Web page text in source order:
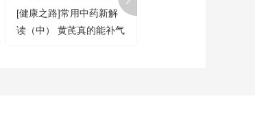
航的中医力量
00:01:13
[中国中医药大会第三
[健康之路]常用中药新解
读（中） 黄芪真的能补气